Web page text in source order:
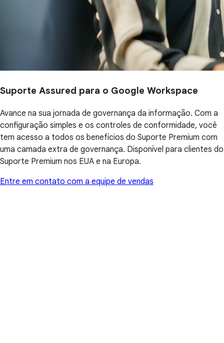
Suporte Assured para o Google Workspace
Avance na sua jornada de governança da informação. Com a
configuração simples e os controles de conformidade, você
tem acesso a todos os benefícios do Suporte Premium com
uma camada extra de governança. Disponível para clientes do
Suporte Premium nos EUA e na Europa.
Entre em contato com a equipe de vendas